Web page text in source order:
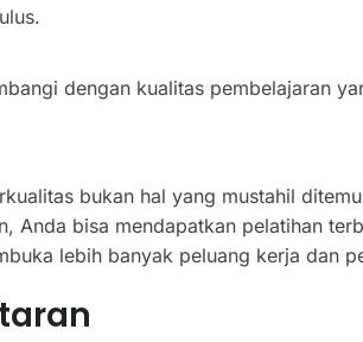
dengan kualitas pembelajaran
bukan hal yang mustahil
Anda bisa mendapatkan pelatihan
lebih banyak peluang kerja dan